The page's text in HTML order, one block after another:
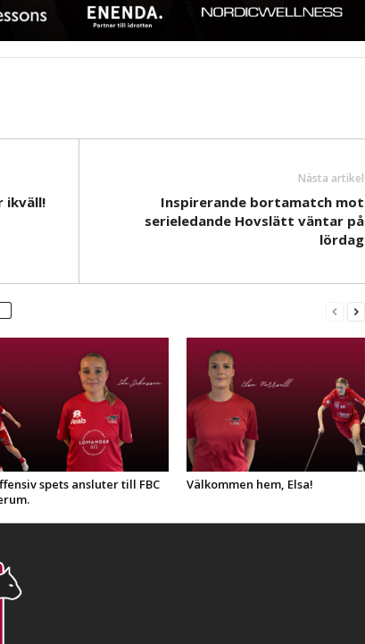
ikväll!
Nästa artikel
Inspirerande bortamatch mot
serieledande Hovslätt väntar på
lördag
spets ansluter till FBC
Välkommen hem, Elsa!